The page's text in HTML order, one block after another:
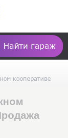
Найти гараж
кооперативе